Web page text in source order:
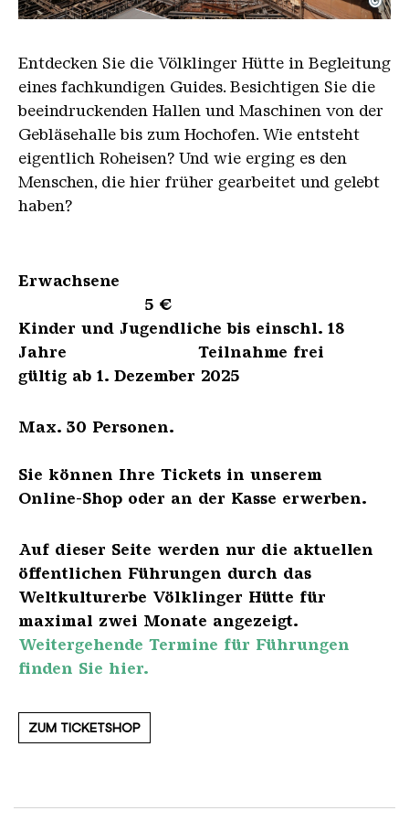
Der Erzschrägaufzug der Völklinger Hütte mit
Copyright: Weltkulturerbe Völklinger Hütte | Karl
Entdecken Sie die Völklinger Hütte in Begleitung
eines fachkundigen Guides. Besichtigen Sie die
beeindruckenden Hallen und Maschinen von der
Gebläsehalle bis zum Hochofen. Wie entsteht
eigentlich Roheisen? Und wie erging es den
Menschen, die hier früher gearbeitet und gelebt
haben?
Erwachsene
5 €
Kinder und Jugendliche bis einschl. 18
Jahre Teilnahme frei
gültig ab 1. Dezember 2025
Max. 30 Personen.
Sie können Ihre Tickets in unserem
Online-Shop oder an der Kasse erwerben.
Auf dieser Seite werden nur die aktuellen
öffentlichen Führungen durch das
Weltkulturerbe Völklinger Hütte für
maximal zwei Monate angezeigt.
Weitergehende Termine für Führungen
finden Sie hier.
ZUM TICKETSHOP